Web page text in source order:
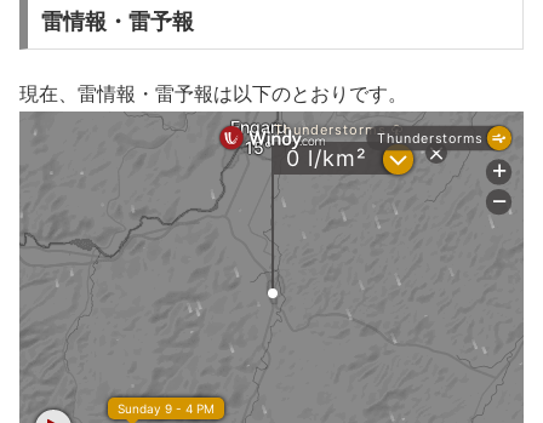
雷情報・雷予報
現在、雷情報・雷予報は以下のとおりです。